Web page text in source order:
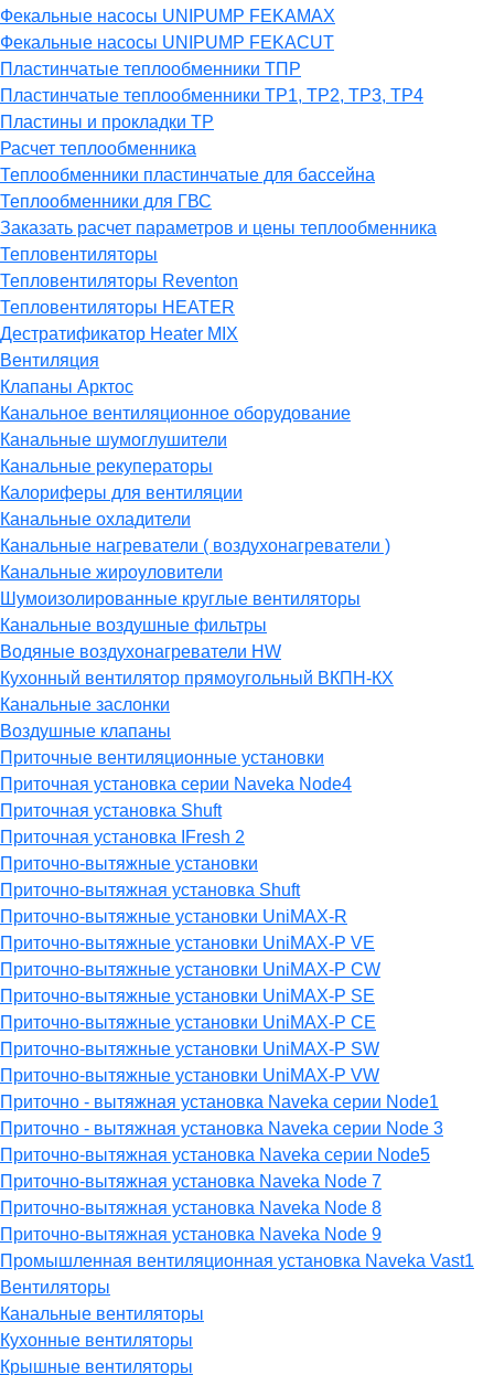
Фекальные насосы UNIPUMP FEKAMAX
Фекальные насосы UNIPUMP FEKACUT
Пластинчатые теплообменники ТПР
Пластинчатые теплообменники ТР1, ТР2, ТР3, ТР4
Пластины и прокладки ТР
Расчет теплообменника
Теплообменники пластинчатые для бассейна
Теплообменники для ГВС
Заказать расчет параметров и цены теплообменника
Тепловентиляторы
Тепловентиляторы Reventon
Тепловентиляторы HEATER
Дестратификатор Heater MIX
Вентиляция
Клапаны Арктос
Канальное вентиляционное оборудование
Канальные шумоглушители
Канальные рекуператоры
Калориферы для вентиляции
Канальные охладители
Канальные нагреватели ( воздухонагреватели )
Канальные жироуловители
Шумоизолированные круглые вентиляторы
Канальные воздушные фильтры
Водяные воздухонагреватели HW
Кухонный вентилятор прямоугольный ВКПН-КХ
Канальные заслонки
Воздушные клапаны
Приточные вентиляционные установки
Приточная установка серии Naveka Node4
Приточная установка Shuft
Приточная установка IFresh 2
Приточно-вытяжные установки
Приточно-вытяжная установка Shuft
Приточно-вытяжные установки UniMAX-R
Приточно-вытяжные установки UniMAX-P VE
Приточно-вытяжные установки UniMAX-P CW
Приточно-вытяжные установки UniMAX-P SE
Приточно-вытяжные установки UniMAX-P CE
Приточно-вытяжные установки UniMAX-P SW
Приточно-вытяжные установки UniMAX-P VW
Приточно - вытяжная установка Naveka серии Node1
Приточно - вытяжная установка Naveka серии Node 3
Приточно-вытяжная установка Naveka серии Node5
Приточно-вытяжная установка Naveka Node 7
Приточно-вытяжная установка Naveka Node 8
Приточно-вытяжная установка Naveka Node 9
Промышленная вентиляционная установка Naveka Vast1
Вентиляторы
Канальные вентиляторы
Кухонные вентиляторы
Крышные вентиляторы